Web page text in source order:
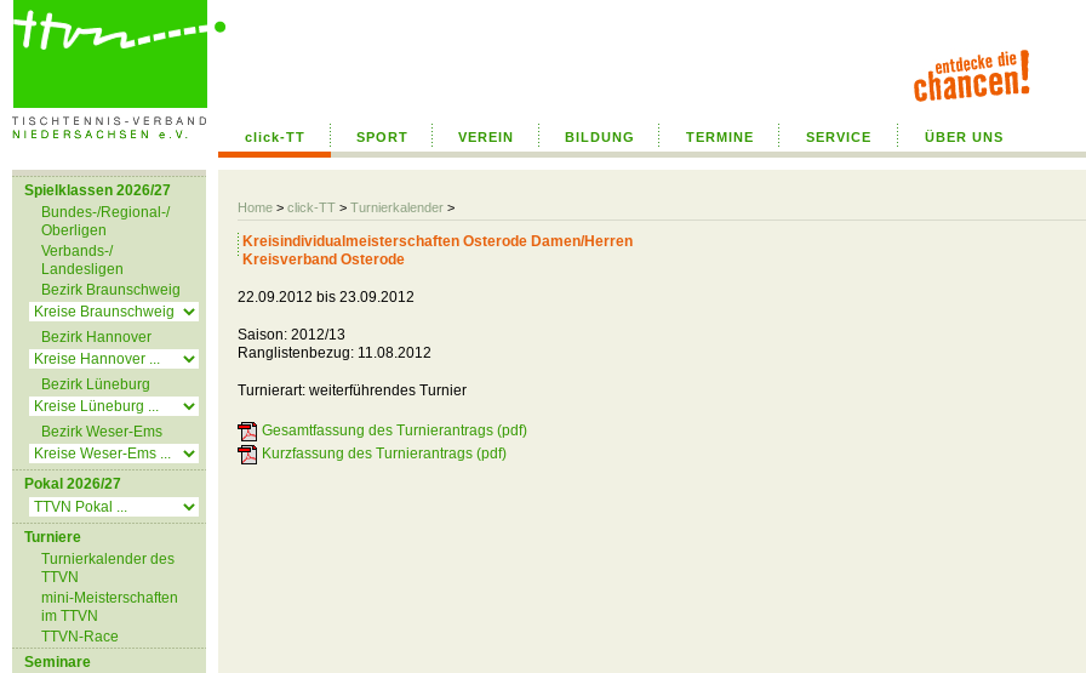
click-TT SPORT VEREIN BILDUNG TERMINE SERVICE ÜBER UNS
Home > click-TT > Turnierkalender >
Spielklassen 2026/27
Bundes-/Regional-/
Oberligen
Verbands-/
Landesligen
Bezirk Braunschweig
Bezirk Hannover
Bezirk Lüneburg
Bezirk Weser-Ems
Pokal 2026/27
Turniere
Turnierkalender des
TTVN
mini-Meisterschaften
im TTVN
TTVN-Race
Seminare
Kreisindividualmeisterschaften Osterode Damen/Herren
Kreisverband Osterode
22.09.2012 bis 23.09.2012
Saison: 2012/13
Ranglistenbezug: 11.08.2012
Turnierart: weiterführendes Turnier
Gesamtfassung des Turnierantrags (pdf)
Kurzfassung des Turnierantrags (pdf)